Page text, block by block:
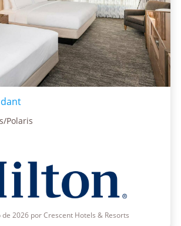
Polaris
2026 por Crescent Hotels & Resorts